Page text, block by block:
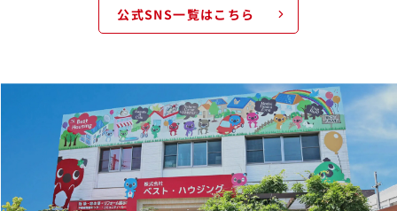
公式SNS一覧はこちら